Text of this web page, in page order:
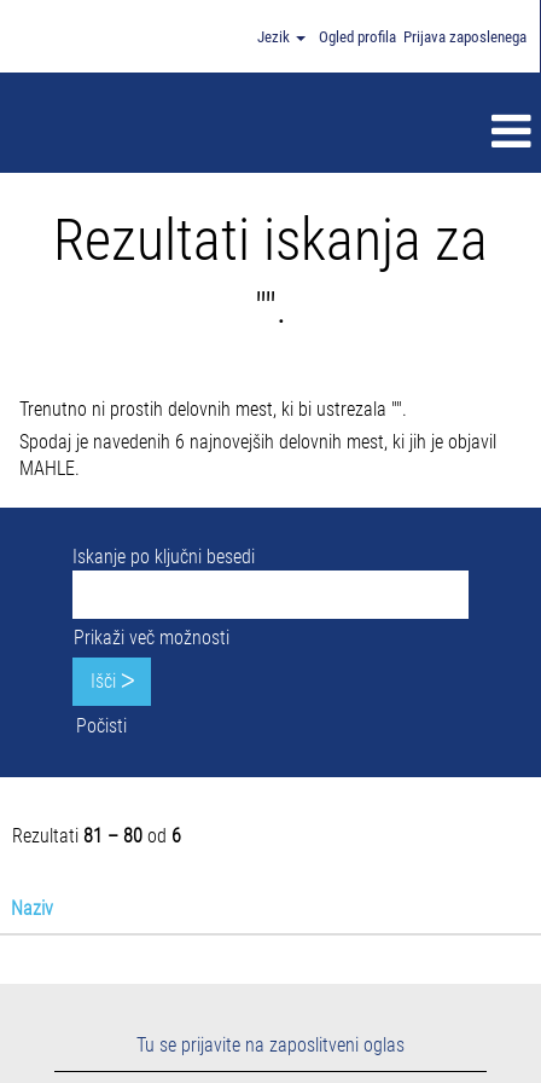
Jezik Ogled profila Prijava zaposlenega
Rezultati iskanja za
"".
Trenutno ni prostih delovnih mest, ki bi ustrezala "".
Spodaj je navedenih 6 najnovejših delovnih mest, ki jih je objavil
MAHLE.
Iskanje po ključni besedi
Prikaži več možnosti
Počisti
Rezultati 81 – 80 od 6
Naziv
Tu se prijavite na zaposlitveni oglas